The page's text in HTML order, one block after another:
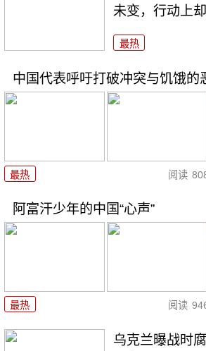
未变，行动上
最热
中国代表呼吁打破冲突与饥饿的
最热 阅读
阿富汗少年的中国“心声”
最热 阅读
乌克兰曝战时